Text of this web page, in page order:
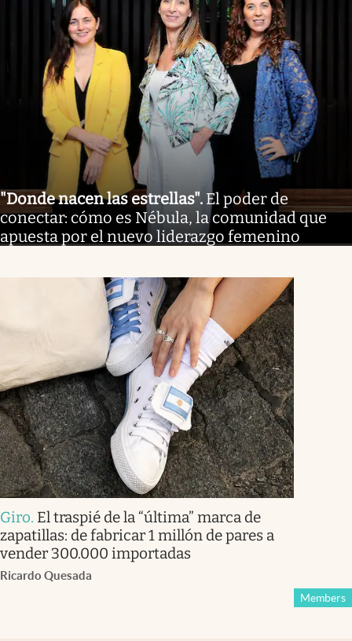
"Donde nacen las estrellas". El poder de
conectar: cómo es Nébula, la comunidad que
apuesta por el nuevo liderazgo femenino
Giro. El traspié de la “última” marca de
zapatillas: de fabricar 1 millón de pares a
vender 300.000 importadas
Ricardo Quesada
Members